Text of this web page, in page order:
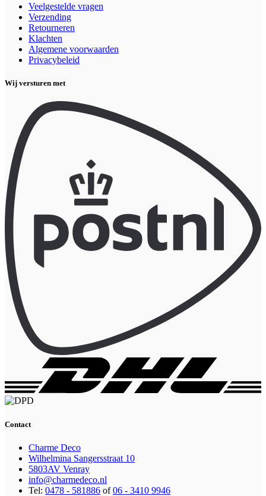
Veelgestelde vragen
Verzending
Retourneren
Klachten
Algemene voorwaarden
Privacybeleid
Wij versturen met
Contact
Charme Deco
Wilhelmina Sangersstraat 10
5803AV Venray
info@charmedeco.nl
Tel: 0478 - 581886 of06 - 3410 9946